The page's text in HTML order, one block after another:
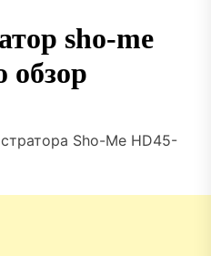
sho-me
обзор
Sho-Me HD45-